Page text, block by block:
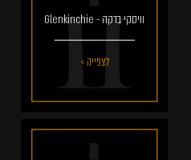
וויסקי בדקה - Glenkinchie
לצפייה >